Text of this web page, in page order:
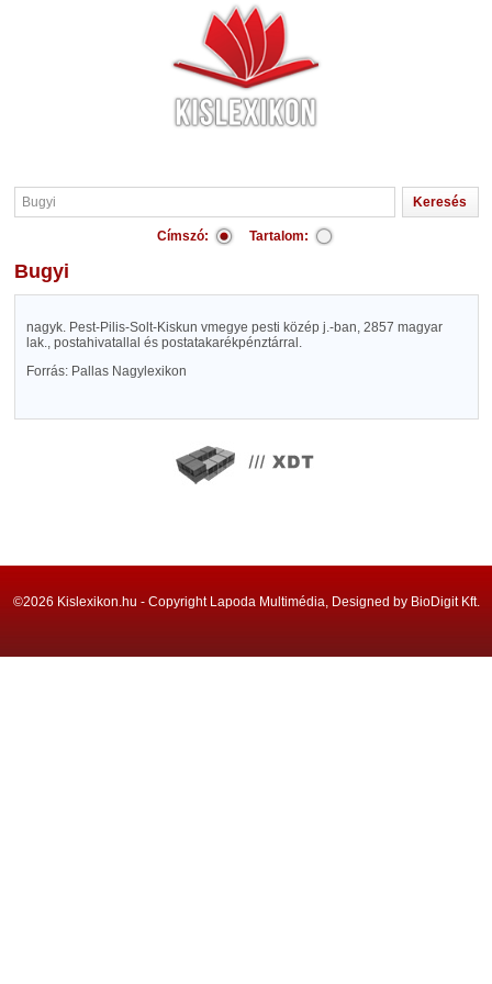
Címszó: Tartalom:
Bugyi
nagyk. Pest-Pilis-Solt-Kiskun vmegye pesti közép j.-ban, 2857 magyar
lak., postahivatallal és postatakarékpénztárral.
Forrás: Pallas Nagylexikon
©2026 Kislexikon.hu - Copyright Lapoda Multimédia, Designed by BioDigit Kft.